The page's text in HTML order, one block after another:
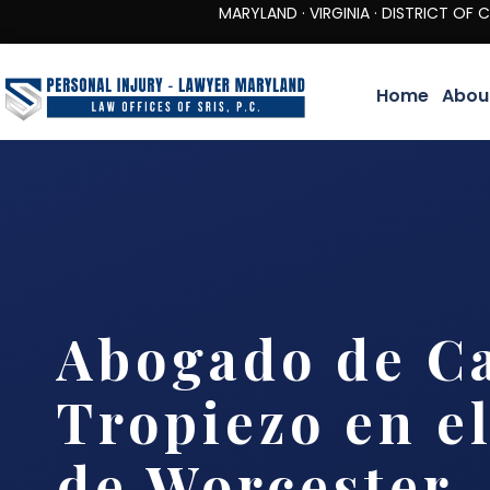
MARYLAND · VIRGINIA · DISTRICT OF COLUMBIA
Home
Abogado de
Tropiezo en